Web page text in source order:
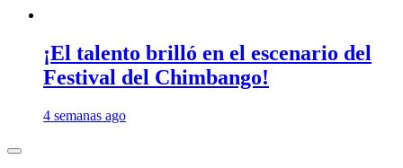
¡El talento brilló en el escenario del
Festival del Chimbango!
4 semanas ago